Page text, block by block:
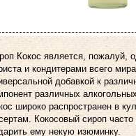
Кокос является, пожалуй,
и кондитерами всего
добавкой к
различных
широко распространен в
Кокосовый сироп
ему некую изюминку.